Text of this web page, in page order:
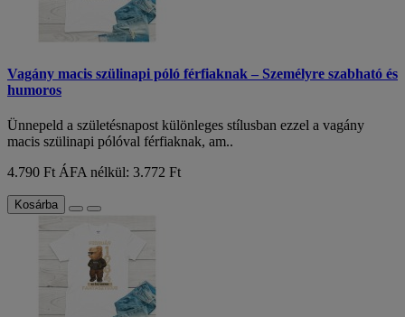
Vagány macis szülinapi póló férfiaknak – Személyre szabható és
humoros
Ünnepeld a születésnapost különleges stílusban ezzel a vagány
macis szülinapi pólóval férfiaknak, am..
4.790 Ft ÁFA nélkül: 3.772 Ft
Kosárba